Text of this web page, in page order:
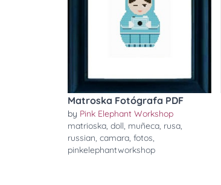
Matroska Fotógrafa PDF
by Pink Elephant Workshop
matrioska, doll, muñeca, rusa,
russian, camara, fotos,
pinkelephantworkshop